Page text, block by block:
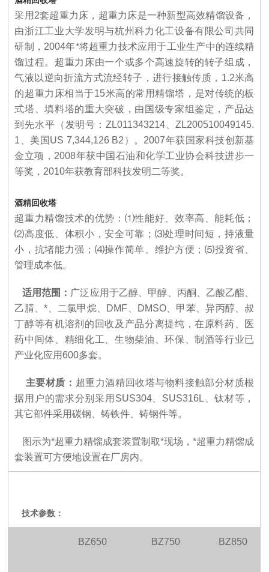
采用2套超重力床，超重力床是一种新型高效精馏设备，
由浙江工业大学发明与杭州科力化工设备有限公司共同
研制，2004年*将超重力技术应用于工业生产中的连续精
馏过程。超重力床由一个或多个高速旋转的转子组成，
气液以逆向折流方式流经转子，进行接触传质， 1.2米高
的超重力床相当于15米高的常用精馏塔，是对传统的板
式塔、填料塔的重大突破，由国级专家组鉴定，产品达
到先水平（发明号： ZL011343214、ZL200510049145.
1 、美国 US 7,344,126 B2 ）。 2007年获国家科技创新基
金立项， 2008年获中国石油和化学工业协会科技进步一
等奖， 2010年获教育部科技发明二等奖。
酒精回收塔
超重力精馏技术的优势： ⑴性能好、效率高、能耗低；
⑵高度低、体积小，安全可靠； ⑶处理时间短，持液量
小，抗堵能力强； ⑷操作简单、维护方便； ⑸投资省、
管理成本低。
适用范围： 广泛应用于乙醇、甲醇、丙酮、乙酸乙酯、
乙腈、*、二氯甲烷、
DMF DMSO、甲苯、异丙醇、叔
丁醇等有机溶剂的回收及产品分离提纯，在原料药、医
药中间体、精细化工、生物柴油、环保、制酒等行业已
产业化应用600多套。
主要材质： 超重力酒精回收塔与物料接触部分材质根
据用户的需求分别采用 SUS304、 SUS316L、钛材等，
其它部件采用碳钢、铸铁件、铸钢件等。
图示为*超重力精馏成套装置制取*现场，*超重力精馏成
套装置可方便地设置在厂房内。
技术参数：
BZ650 BZ750 BZ850